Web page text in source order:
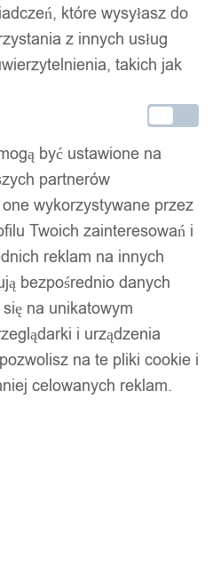
które wysyłasz do
z innych usług
takich jak
być ustawione na
partnerów
wykorzystywane przez
Twoich zainteresowań i
reklam na innych
bezpośrednio danych
na unikatowym
i urządzenia
na te pliki cookie i
celowanych reklam.